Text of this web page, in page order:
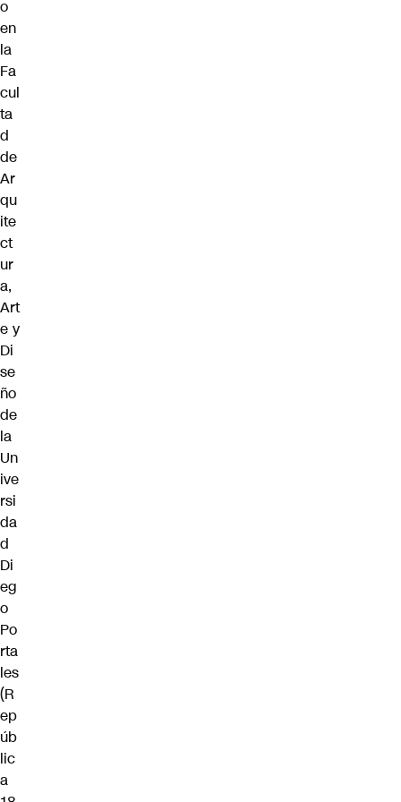
o
en
la
Fa
cul
ta
d
de
Ar
qu
ite
ct
ur
a,
Art
e y
Di
se
ño
de
la
Un
ive
rsi
da
d
Di
eg
o
Po
rta
les
(R
ep
úb
lic
a